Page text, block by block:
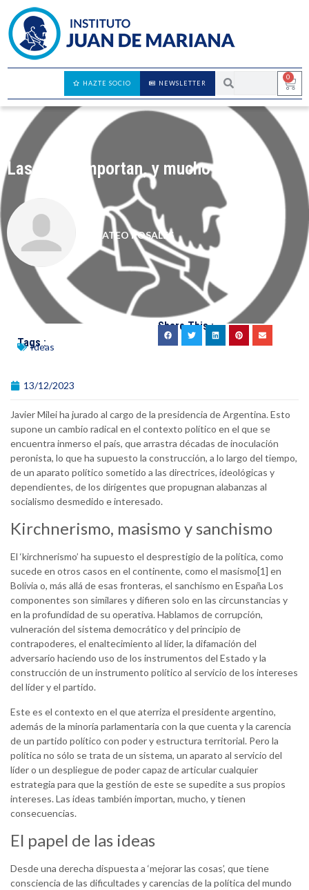
0
NEWSLETTER
HAZTE SOCIO
Las ideas importan, y mucho
MATEO ROSALES
Tags :
Ideas
Share This :
13/12/2023
Javier Milei ha jurado al cargo de la presidencia de Argentina. Esto
supone un cambio radical en el contexto político en el que se
encuentra inmerso el país, que arrastra décadas de inoculación
peronista, lo que ha supuesto la construcción, a lo largo del tiempo,
de un aparato político sometido a las directrices, ideológicas y
dependientes, de los dirigentes que propugnan alabanzas al
socialismo desmedido e interesado.
Kirchnerismo, masismo y sanchismo
El ‘kirchnerismo’ ha supuesto el desprestigio de la política, como
sucede en otros casos en el continente, como el masismo[1] en
Bolivia o, más allá de esas fronteras, el sanchismo en España Los
componentes son similares y difieren solo en las circunstancias y
en la profundidad de su operativa. Hablamos de corrupción,
vulneración del sistema democrático y del principio de
contrapoderes, el enaltecimiento al líder, la difamación del
adversario haciendo uso de los instrumentos del Estado y la
construcción de un instrumento político al servicio de los intereses
del líder y el partido.
Este es el contexto en el que aterriza el presidente argentino,
además de la minoría parlamentaria con la que cuenta y la carencia
de un partido político con poder y estructura territorial. Pero la
política no sólo se trata de un sistema, un aparato al servicio del
líder o un despliegue de poder capaz de articular cualquier
estrategia para que la gestión de este se supedite a sus propios
intereses. Las ideas también importan, mucho, y tienen
consecuencias.
El papel de las ideas
Desde una derecha dispuesta a ‘mejorar las cosas’, que tiene
consciencia de las dificultades y carencias de la política del mundo